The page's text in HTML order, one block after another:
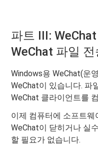
파트 III:
WeChat 파일 전
Windows용 WeChat(운
WeChat이 있습니다. 파
WeChat 클라이언트를
이제 컴퓨터에 소프트
WeChat이 닫히거나 실
할 필요가 없습니다.